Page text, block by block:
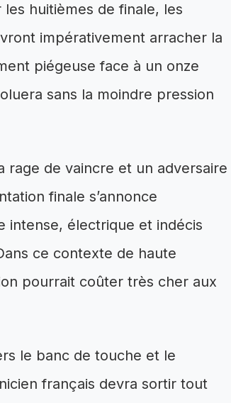
huitièmes de finale, les
impérativement arracher la
piégeuse face à un onze
sans la moindre pression
rage de vaincre et un adversaire
finale s’annonce
électrique et indécis
ce contexte de haute
pourrait coûter très cher aux
le banc de touche et le
français devra sortir tout